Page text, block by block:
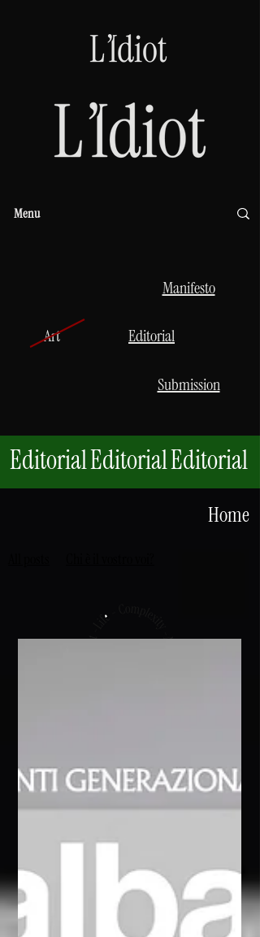
Manifesto
Menu
Art Editorial
Submission
EditorialEditorialEditorial
Home